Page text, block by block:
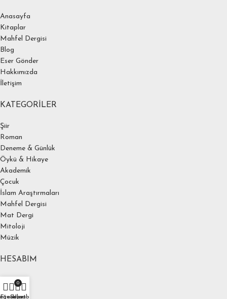
Anasayfa
Kitaplar
Mahfel Dergisi
Blog
Eser Gönder
Hakkımızda
İletişim
KATEGORILER
Şiir
Roman
Deneme & Günlük
Öykü & Hikaye
Akademik
Çocuk
İslam Araştırmaları
Mahfel Dergisi
Mat Dergi
Mitoloji
Müzik
HESABIM
Hesabım
Ödeme
Favoriler
0
Sepet
Hesabım